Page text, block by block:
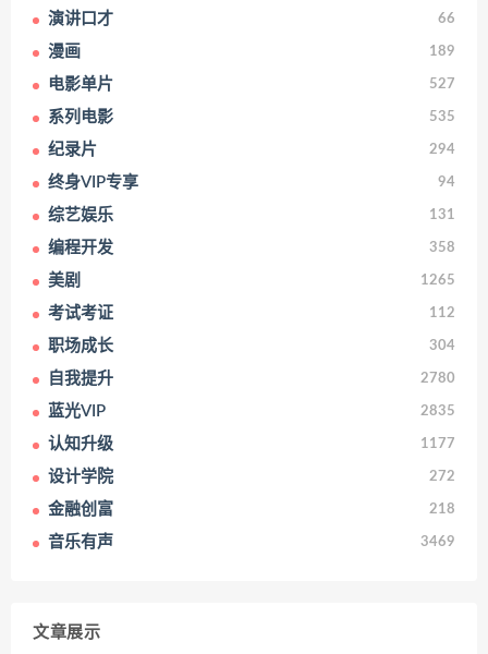
演讲口才 66
漫画 189
电影单片 527
系列电影 535
纪录片 294
终身VIP专享 94
综艺娱乐 131
编程开发 358
美剧 1265
考试考证 112
职场成长 304
自我提升 2780
蓝光VIP 2835
认知升级 1177
设计学院 272
金融创富 218
音乐有声 3469
文章展示